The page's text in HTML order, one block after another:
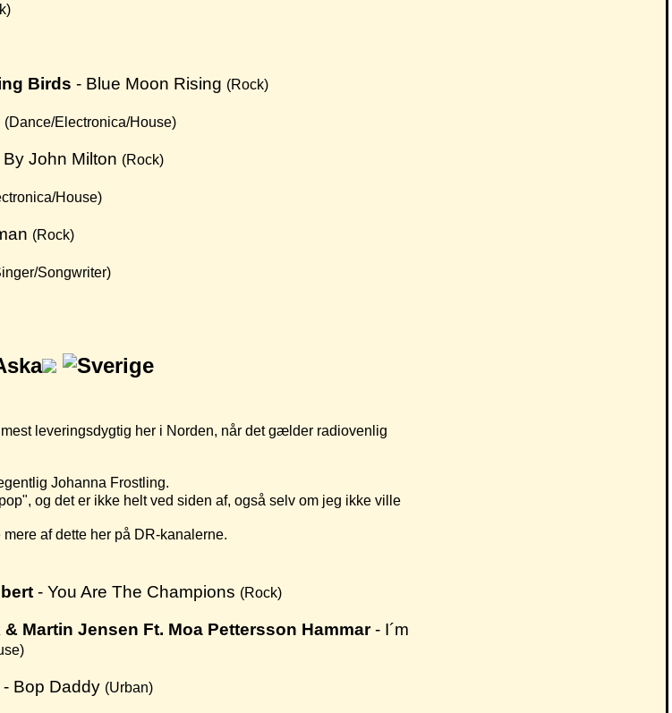
Birds - Blue Moon Rising (Rock)
(Dance/Electronica/House)
John Milton (Rock)
House)
(Rock)
Songwriter)
leveringsdygtig her i Norden, når det gælder radiovenlig
Johanna Frostling.
og det er ikke helt ved siden af, også selv om jeg ikke ville
af dette her på DR-kanalerne.
- You Are The Champions (Rock)
& Martin Jensen Ft. Moa Pettersson Hammar- I´m
- Bop Daddy (Urban)